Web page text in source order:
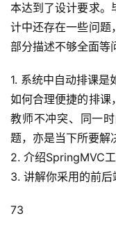
教
程
设
计
专
题
资
登录
本达到了设计要求。
计中还存在一些问题
部分描述不够全面等
1. 系统中自动排课是
如何合理便捷的排课
教师不冲突、同一
题，亦是当下所要解
2. 介绍SpringMVC
3. 讲解你采用的前
73